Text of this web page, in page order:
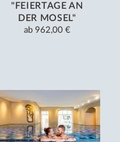
"FEIERTAGE AN
DER MOSEL"
ab962,00 €